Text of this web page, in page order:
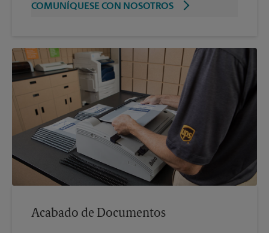
COMUNÍQUESE CON NOSOTROS
Acabado de Documentos